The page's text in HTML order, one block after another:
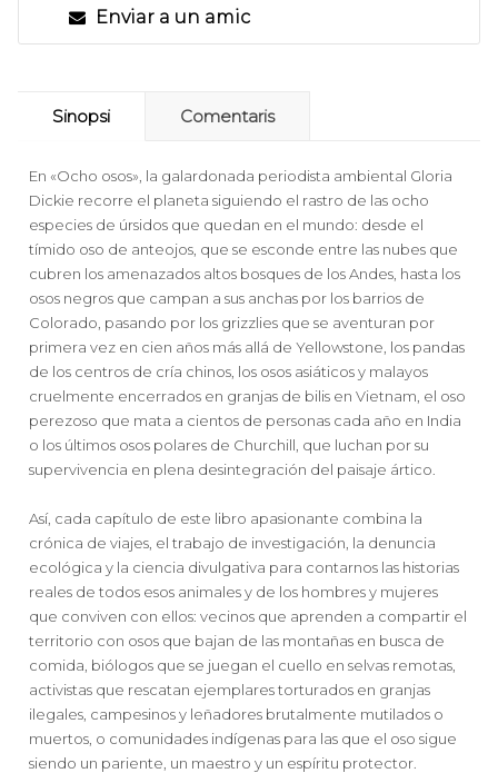
Enviar a un amic
Sinopsi Comentaris
En «Ocho osos», la galardonada periodista ambiental Gloria
Dickie recorre el planeta siguiendo el rastro de las ocho
especies de úrsidos que quedan en el mundo: desde el
tímido oso de anteojos, que se esconde entre las nubes que
cubren los amenazados altos bosques de los Andes, hasta los
osos negros que campan a sus anchas por los barrios de
Colorado, pasando por los grizzlies que se aventuran por
primera vez en cien años más allá de Yellowstone, los pandas
de los centros de cría chinos, los osos asiáticos y malayos
cruelmente encerrados en granjas de bilis en Vietnam, el oso
perezoso que mata a cientos de personas cada año en India
o los últimos osos polares de Churchill, que luchan por su
supervivencia en plena desintegración del paisaje ártico.
Así, cada capítulo de este libro apasionante combina la
crónica de viajes, el trabajo de investigación, la denuncia
ecológica y la ciencia divulgativa para contarnos las historias
reales de todos esos animales y de los hombres y mujeres
que conviven con ellos: vecinos que aprenden a compartir el
territorio con osos que bajan de las montañas en busca de
comida, biólogos que se juegan el cuello en selvas remotas,
activistas que rescatan ejemplares torturados en granjas
ilegales, campesinos y leñadores brutalmente mutilados o
muertos, o comunidades indígenas para las que el oso sigue
siendo un pariente, un maestro y un espíritu protector.